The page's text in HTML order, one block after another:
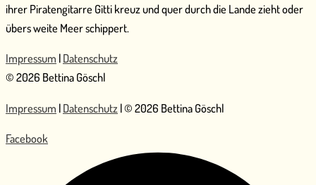
ihrer Piratengitarre Gitti kreuz und quer durch die Lande zieht oder
übers weite Meer schippert.
Impressum |Datenschutz
© 2026 Bettina Göschl
Impressum |Datenschutz | © 2026 Bettina Göschl
Facebook